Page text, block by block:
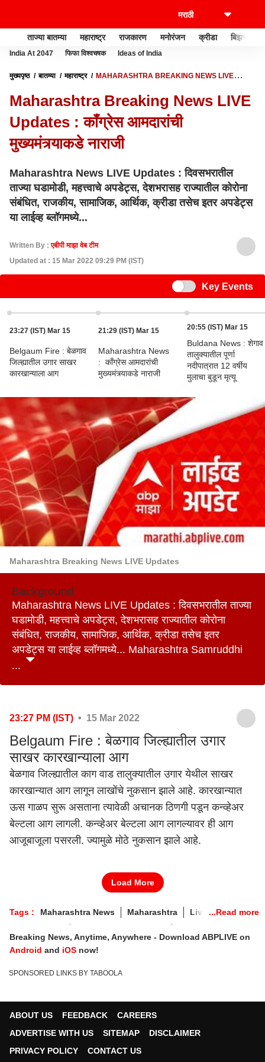
ताज्या बातम्या महाराष्ट्र राजकारण मनोरंजन क्रीडा बिझनेस
India At 2047 फिफा विश्वचषक Ideas of India
मुख्यपृष्ठ बातम्या महाराष्ट्र
MAHARASHTRA BREAKING NEWS LIVE
Maharashtra Breaking News LIVE
Updates : कॉंग्रेस आमदारांची
मुख्यमंत्र्याकडे नाराजी
Maharashtra News LIVE Updates : दिवसभरातील
ताज्या घडामोडी, महत्त्वाचे अपडेट्स, देशभरासह राज्यातील कोरोना
संबंधित, राजकीय, सामाजिक, आर्थिक, क्रीडा तसेच इतर अपडेट्स
या लाईव्ह ब्लॉगमध्ये...
Written By :एबीपी माझा वेब टीम
Updated at : 15 Mar 2022 09:29 PM (IST)
Key Events
23:27 (IST) Mar 15
Belgaum Fire : बेळगाव
जिल्ह्यातील उगार साखर
कारखान्याला आग
21:29 (IST) Mar 15
Maharashtra News
: कॉंग्रेस आमदारांची
मुख्यमंत्र्याकडे नाराजी
20:55 (IST) Mar 15
Buldana News : शेगाव
तालुक्यातील पूर्णा
नदीपात्रात 12 वर्षीय
मुलाचा बुडून मृत्यू
Maharashtra Breaking News LIVE Updates
Background
Maharashtra News LIVE Updates : दिवसभरातील ताज्या
घडामोडी, महत्त्वाचे अपडेट्स, देशभरासह राज्यातील कोरोना
संबंधित, राजकीय, सामाजिक, आर्थिक, क्रीडा तसेच इतर
अपडेट्स या लाईव्ह ब्लॉगमध्ये... Maharashtra Samruddhi
...
23:27 PM (IST) • 15 Mar 2022
Belgaum Fire : बेळगाव जिल्ह्यातील उगार
साखर कारखान्याला आग
बेळगाव जिल्ह्यातील काग वाड तालुक्यातील उगार येथील साखर
कारखान्यात आग लागून लाखोंचे नुकसान झाले आहे. कारखान्यात
ऊस गाळप सुरू असताना त्यावेळी अचानक ठिणगी पडून कन्व्हेअर
बेल्टला आग लागली. कन्व्हेअर बेल्टला आग लागल्यावर ही आग
आजूबाजूला पसरली. ज्यामुळे मोठे नुकसान झाले आहे.
Load More
Tags : Maharashtra News Maharashtra
Live Updates
Covid-19
News Breaking
Breaking News, Anytime, Anywhere - Download ABPLIVE on
Android and iOS now!
SPONSORED LINKS BY TABOOLA
ABOUT US FEEDBACK
CAREERS
ADVERTISE WITH US
SITEMAP
DISCLAIMER
PRIVACY POLICY
CONTACT US